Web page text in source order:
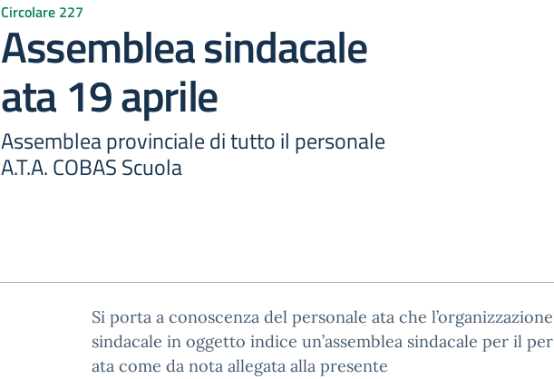
Circolare 227
Assemblea sindacale
ata 19 aprile
Assemblea provinciale di tutto il personale
A.T.A. COBAS Scuola
Si porta a conoscenza del personale ata che l’organizzazione
sindacale in oggetto indice un’assemblea sindacale per il
ata come da nota allegata alla presente